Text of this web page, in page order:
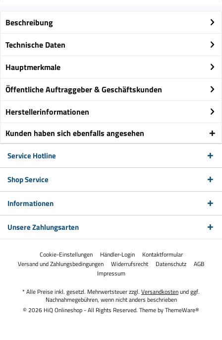
Beschreibung
Technische Daten
Hauptmerkmale
Öffentliche Auftraggeber & Geschäftskunden
Herstellerinformationen
Kunden haben sich ebenfalls angesehen
Service Hotline
Shop Service
Informationen
Unsere Zahlungsarten
Cookie-Einstellungen Händler-Login
Kontaktformular
Versand und Zahlungsbedingungen
Widerrufsrecht Datenschutz
AGB
Impressum
* Alle Preise inkl. gesetzl. Mehrwertsteuer zzgl. Versandkostenund ggf.
Nachnahmegebühren, wenn nicht anders beschrieben
© 2026 HiQ Onlineshop - All Rights Reserved. Theme byThemeWare®